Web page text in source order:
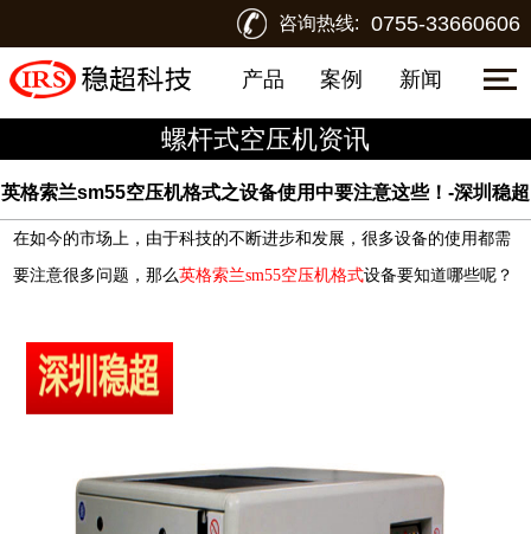
咨询热线: 0755-33660606
产品 案例 新闻
螺杆式空压机资讯
英格索兰sm55空压机格式之设备使用中要注意这些！-深圳稳超
在如今的市场上，由于科技的不断进步和发展，很多设备的使用都需
要注意很多问题，那么英格索兰sm55空压机格式设备要知道哪些呢？